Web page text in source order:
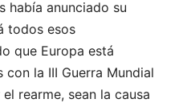
había anunciado su
todos esos
que Europa está
la III Guerra Mundial
rearme, sean la causa